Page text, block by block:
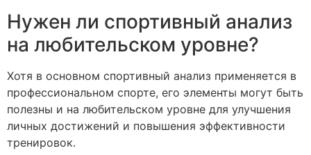
Нужен ли спортивный анализ
на любительском уровне?
Хотя в основном спортивный анализ применяется в
профессиональном спорте, его элементы могут быть
полезны и на любительском уровне для улучшения
личных достижений и повышения эффективности
тренировок.